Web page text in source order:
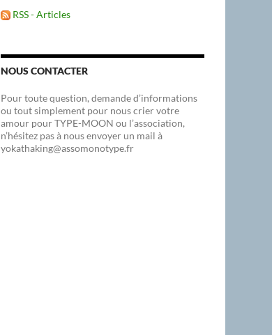
RSS - Articles
NOUS CONTACTER
Pour toute question, demande d’informations
ou tout simplement pour nous crier votre
amour pour TYPE-MOON ou l’association,
n’hésitez pas à nous envoyer un mail à
yokathaking@assomonotype.fr